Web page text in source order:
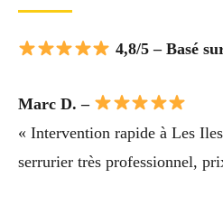
4,8/5 – Basé
Marc D. –
« Intervention rapide à Les
serrurier très professionnel,